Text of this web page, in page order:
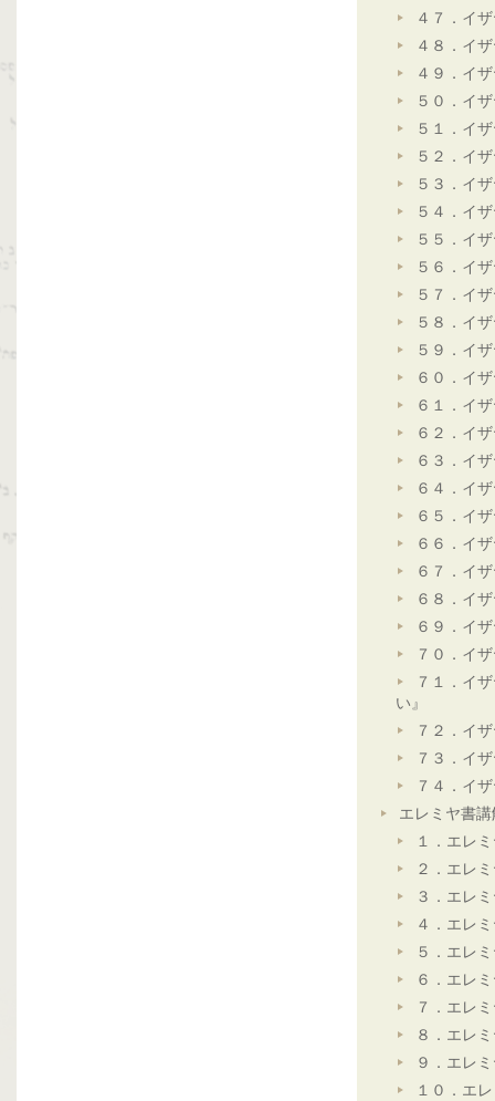
４７．イ
４８．イ
４９．イ
５０．イ
５１．イ
５２．イ
５３．イ
５４．イ
５５．イ
５６．イ
５７．イ
５８．イ
５９．イ
６０．イ
６１．イ
６２．イ
６３．イ
６４．イ
６５．イ
６６．イ
６７．イ
６８．イ
６９．イ
７０．イ
７１．イ
い』
７２．イ
７３．イ
７４．イ
エレミヤ書講
１．エレ
２．エレ
３．エレ
４．エレ
５．エレ
６．エレ
７．エレ
８．エレ
９．エレ
１０．エ